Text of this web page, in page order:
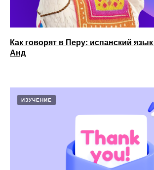
Как говорят в Перу: испанский
Анд
ИЗУЧЕНИЕ